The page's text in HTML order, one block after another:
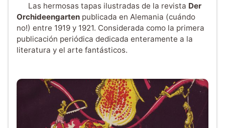
Las hermosas tapas ilustradas de la revista Der
Orchideengarten publicada en Alemania (cuándo
no!) entre 1919 y 1921. Considerada como la primera
publicación periódica dedicada enteramente a la
literatura y el arte fantásticos.